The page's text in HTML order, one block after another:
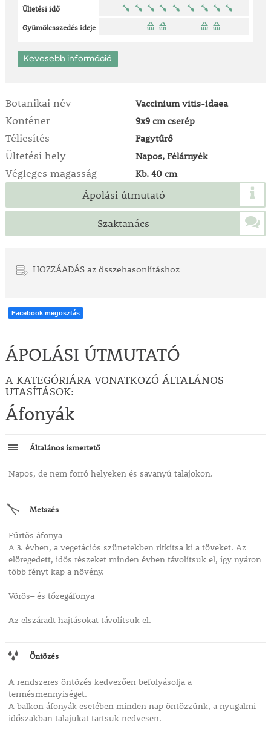
Ültetési idő
Gyümölcsszedés ideje
Kevesebb információ
Botanikai név Vaccinium vitis-idaea
Konténer 9x9 cm cserép
Téliesítés Fagytűrő
Ültetési hely Napos, Félárnyék
Végleges magasság Kb. 40 cm
Ápolási útmutató
Szaktanács
HOZZÁADÁS az összehasonlításhoz
Facebook megosztás
ÁPOLÁSI ÚTMUTATÓ
A KATEGÓRIÁRA VONATKOZÓ ÁLTALÁNOS
UTASÍTÁSOK:
Áfonyák
Általános ismertető
Napos, de nem forró helyeken és savanyú talajokon.
Metszés
Fürtös áfonya
A 3. évben, a vegetációs szünetekben ritkítsa ki a töveket. Az
elöregedett, idős részeket minden évben távolítsuk el, így nyáron
több fényt kap a növény.
Vörös– és tőzegáfonya
Az elszáradt hajtásokat távolítsuk el.
Öntözés
A rendszeres öntözés kedvezően befolyásolja a
termésmennyiséget.
A balkon áfonyák esetében minden nap öntözzünk, a nyugalmi
időszakban talajukat tartsuk nedvesen.